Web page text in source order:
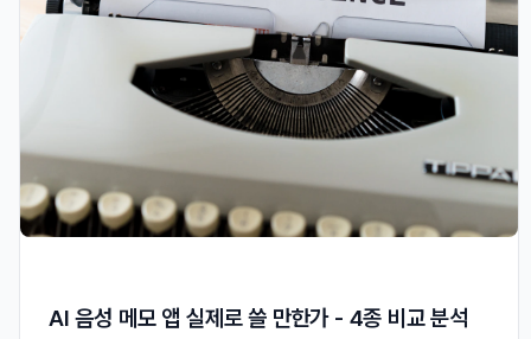
AI 음성 메모 앱 실제로 쓸 만한가 - 4종 비교 분석